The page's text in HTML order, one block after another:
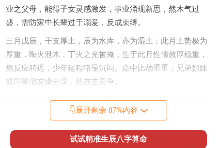
业之父母，能得子女灵感激发，事业涌现新思，然木气过
盛，需防家中长辈过于溺爱，反成束缚。
三月戊辰，干支厚土，辰为水库，亦为湿土；此月土势极为
厚重，晦火泄木，丁火之光被掩，生于此月性情敦厚稳重，
然反应稍迟，少年运程略显沉闷。命中比劫重重，兄弟姐妹
或同辈朋友缘分深，然亦主竞争。
对父母来讲土重埋金。金为财星，主父亲或家中经济支柱之
人事业上易感压力阻滞，财运积累缓慢，幸有辰中癸水暗
亨通；家中可于西北方置金属饰品，以助财星之气。
👇展开剩余 87%内容
试试精准生辰八字算命